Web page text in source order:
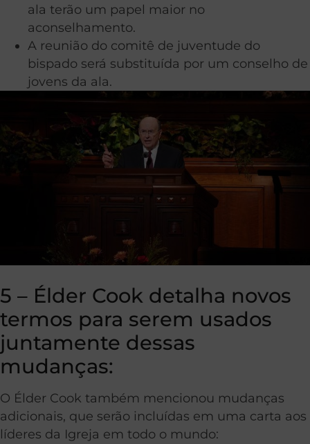
ala terão um papel maior no
aconselhamento.
A reunião do comitê de juventude do
bispado será substituída por um conselho de
jovens da ala.
5 – Élder Cook detalha novos
termos para serem usados
juntamente dessas
mudanças:
O Élder Cook também mencionou mudanças
adicionais, que serão incluídas em uma carta aos
líderes da Igreja em todo o mundo: